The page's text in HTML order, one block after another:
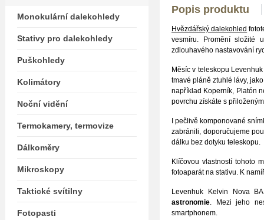
Popis produktu
Hvězdářský dalekohled
vesmíru. Promění složité
zdlouhavého nastavování
Měsíc v teleskopu
tmavé pláně ztuhlé lávy,
například Koperník, Platón
povrchu získáte s
I pečlivě komponované
zabránili, doporučujeme
dálku bez dotyku teleskopu.
Klíčovou vlastností tohoto
fotoaparát na stativu. K
Levenhuk Kelvin Nova
astronomie. Mezi jeho
smartphonem.
Monokulární dalekohledy
Stativy pro dalekohledy
Puškohledy
Kolimátory
Noční vidění
Termokamery, termovize
Dálkoměry
Mikroskopy
Taktické svítilny
Fotopasti